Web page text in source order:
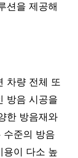
션을 제공해
차량 전체 또
방음 시공을
한 방음재와
수준의 방음
용이 다소 높